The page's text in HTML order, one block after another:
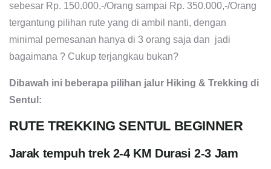
sebesar Rp. 150.000,-/Orang sampai Rp. 350.000,-/Orang
tergantung pilihan rute yang di ambil nanti, dengan
minimal pemesanan hanya di 3 orang saja dan jadi
bagaimana ? Cukup terjangkau bukan?
Dibawah ini beberapa pilihan jalur Hiking & Trekking di
Sentul:
RUTE TREKKING SENTUL BEGINNER
Jarak tempuh trek 2-4 KM Durasi 2-3 Jam